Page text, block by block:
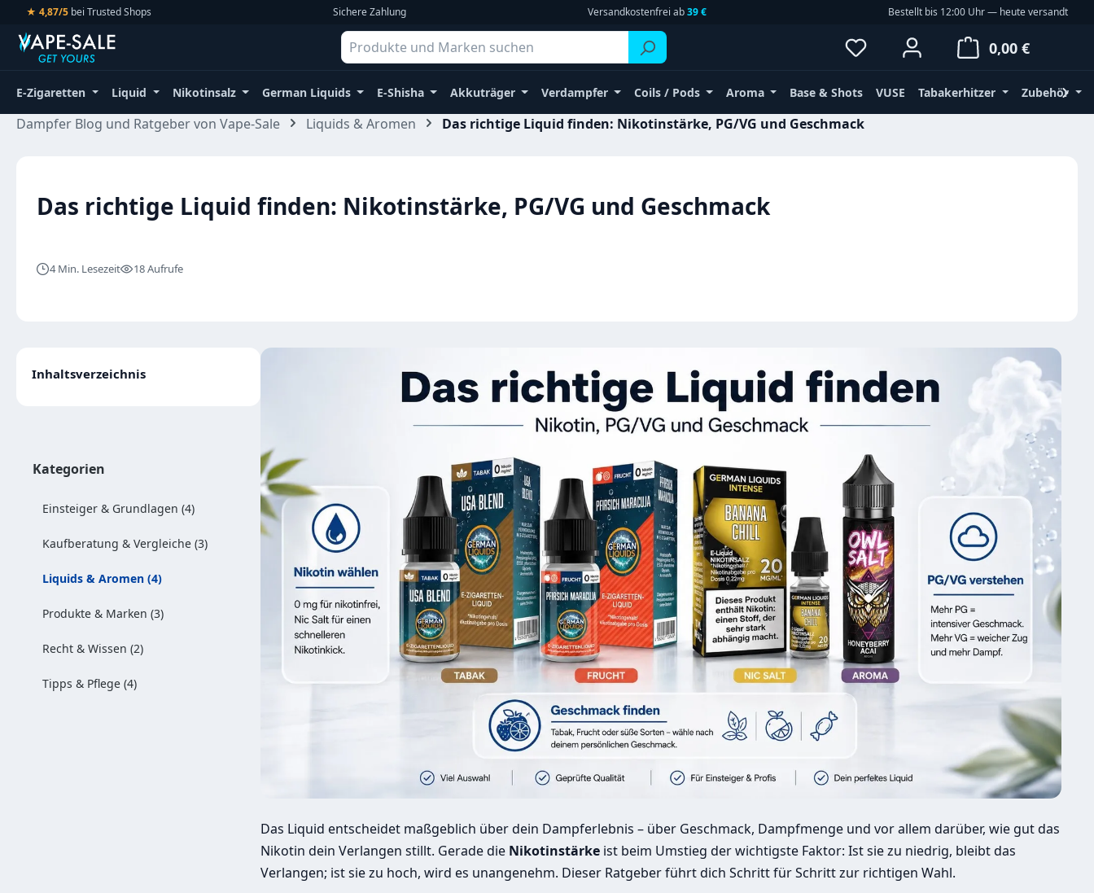
Hauptinhalt springen
Zur Suche springen
Zur Hauptnavigation springen
★ 4,87/5 bei Trusted Shops Sichere Zahlung Versandkostenfrei ab39 € Bestellt bis 12:00 Uhr — heute versandt
0,00 €
E-Zigaretten Liquid Nikotinsalz German Liquids E-Shisha Akkuträger Verdampfer Coils / Pods Aroma Base & Shots VUSE Tabakerhitzer Zubehör
Dampfer Blog und Ratgeber von Vape-Sale Liquids & Aromen Das richtige Liquid finden: Nikotinstärke, PG/VG und Geschmack
Das richtige Liquid finden: Nikotinstärke, PG/VG und Geschmack
4 Min. Lesezeit 18 Aufrufe
Inhaltsverzeichnis
Kategorien
Einsteiger & Grundlagen (4)
Kaufberatung & Vergleiche (3)
Liquids & Aromen (4)
Produkte & Marken (3)
Recht & Wissen (2)
Tipps & Pflege (4)
Das Liquid entscheidet maßgeblich über dein Dampferlebnis – über Geschmack, Dampfmenge und vor allem darüber, wie gut das
Nikotin dein Verlangen stillt. Gerade die Nikotinstärke ist beim Umstieg der wichtigste Faktor: Ist sie zu niedrig, bleibt das
Verlangen; ist sie zu hoch, wird es unangenehm. Dieser Ratgeber führt dich Schritt für Schritt zur richtigen Wahl.